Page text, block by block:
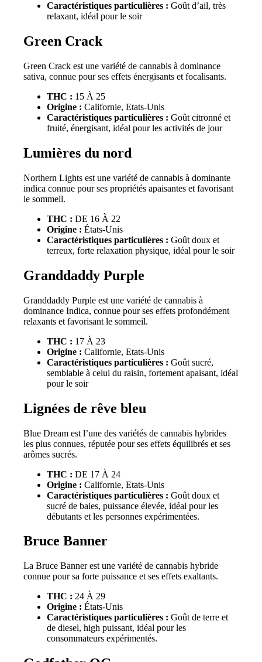
Caractéristiques particulières : Goût d’ail, très
relaxant, idéal pour le soir
Green Crack
Green Crack est une variété de cannabis à dominance
sativa, connue pour ses effets énergisants et focalisants.
THC : 15 À 25
Origine : Californie, Etats-Unis
Caractéristiques particulières : Goût citronné et
fruité, énergisant, idéal pour les activités de jour
Lumières du nord
Northern Lights est une variété de cannabis à dominante
indica connue pour ses propriétés apaisantes et favorisant
le sommeil.
THC : DE 16 À 22
Origine : États-Unis
Caractéristiques particulières : Goût doux et
terreux, forte relaxation physique, idéal pour le soir
Granddaddy Purple
Granddaddy Purple est une variété de cannabis à
dominance Indica, connue pour ses effets profondément
relaxants et favorisant le sommeil.
THC : 17 À 23
Origine : Californie, Etats-Unis
Caractéristiques particulières : Goût sucré,
semblable à celui du raisin, fortement apaisant, idéal
pour le soir
Lignées de rêve bleu
Blue Dream est l’une des variétés de cannabis hybrides
les plus connues, réputée pour ses effets équilibrés et ses
arômes sucrés.
THC : DE 17 À 24
Origine : Californie, Etats-Unis
Caractéristiques particulières : Goût doux et
sucré de baies, puissance élevée, idéal pour les
débutants et les personnes expérimentées.
Bruce Banner
La Bruce Banner est une variété de cannabis hybride
connue pour sa forte puissance et ses effets exaltants.
THC : 24 À 29
Origine : États-Unis
Caractéristiques particulières : Goût de terre et
de diesel, high puissant, idéal pour les
consommateurs expérimentés.